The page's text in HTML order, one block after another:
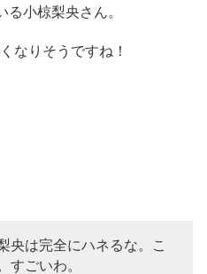
小椋梨央さん。
なりそうですね！
央は完全にハネるな。こ
ごいわ。